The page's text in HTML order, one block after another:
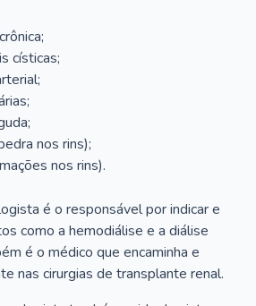
císticas;
nos rins);
nos rins).
é o responsável por indicar e
como a hemodiálise e a diálise
é o médico que encaminha e
nas cirurgias de transplante renal.